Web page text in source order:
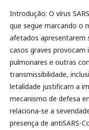
Introdução: O vírus
que segue marcando o
afetados apresentarem
casos graves
pulmonares e outras
transmissibilidade,
letalidade justificam a
mecanismo de defesa
relaciona-se a
presença de antiSARS-